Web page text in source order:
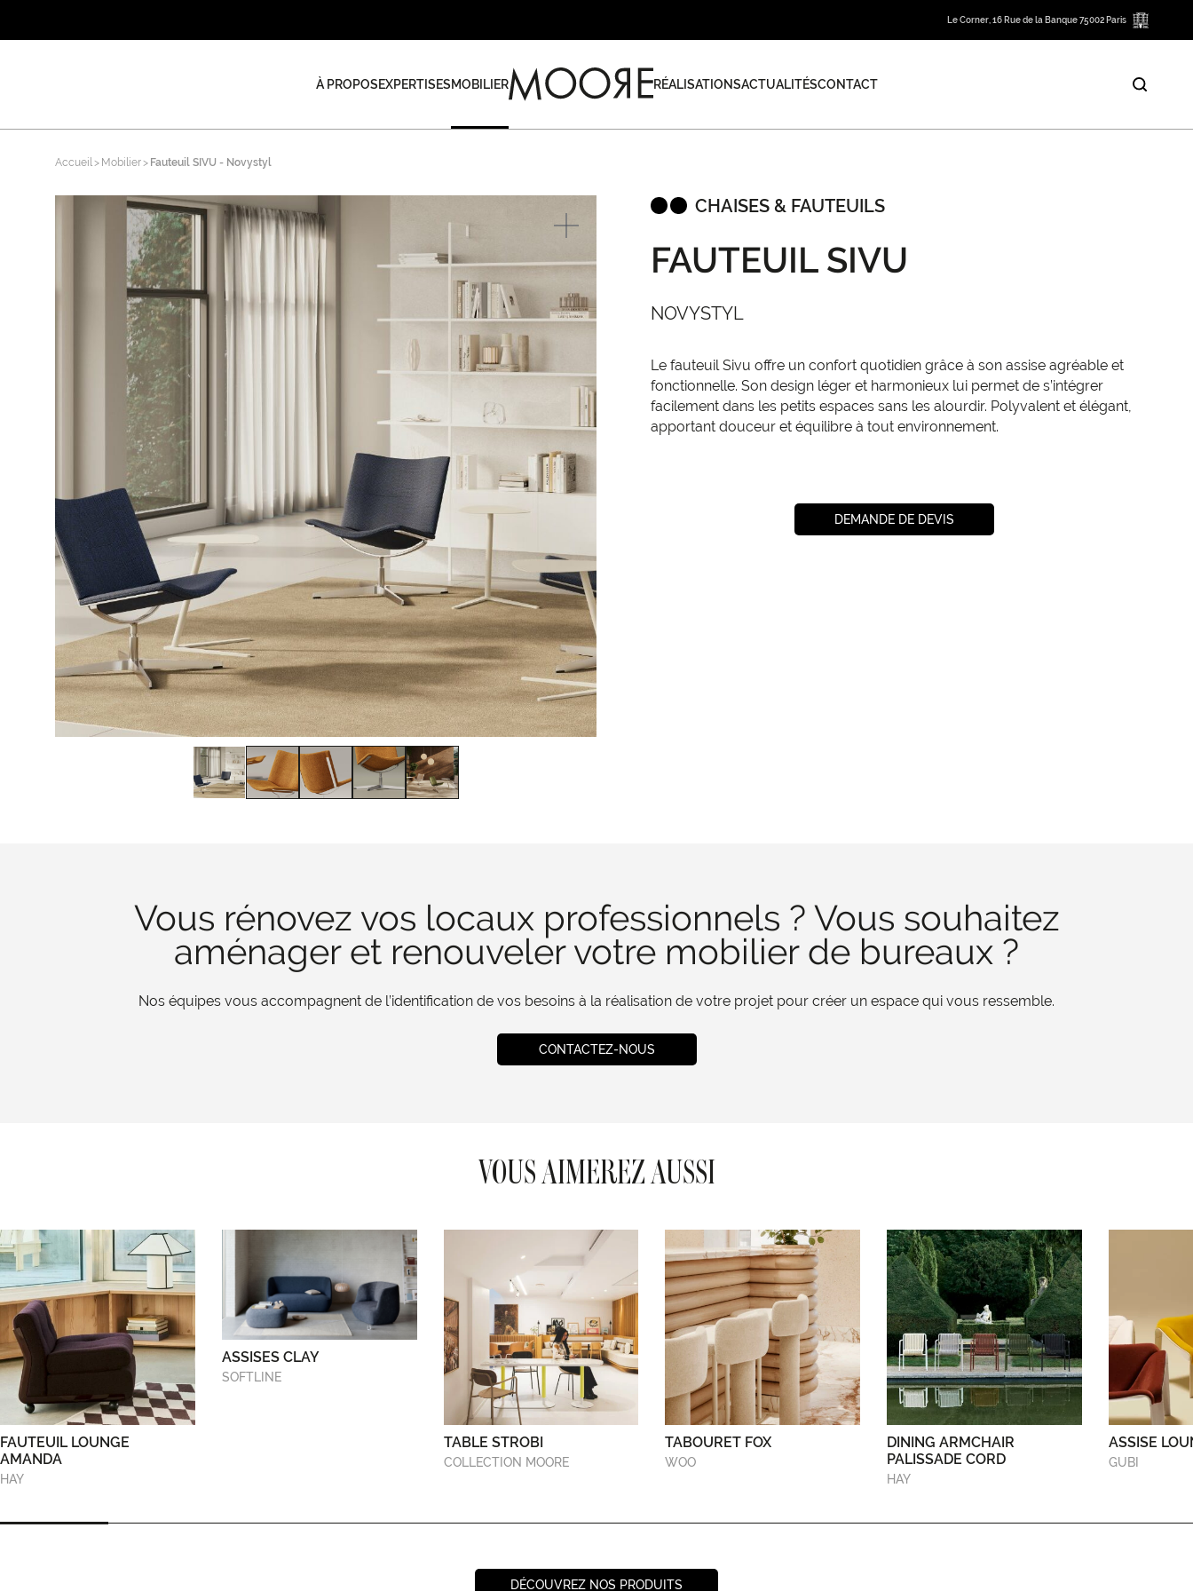
Le Corner, 16 Rue de la Banque 75002 Paris
À PROPOSEXPERTISESMOBILIER RÉALISATIONSACTUALITÉSCONTACT
Accueil Mobilier Fauteuil SIVU - Novystyl
CHAISES & FAUTEUILS
FAUTEUIL SIVU
NOVYSTYL
Le fauteuil Sivu offre un confort quotidien grâce à son assise agréable et
fonctionnelle. Son design léger et harmonieux lui permet de s’intégrer
facilement dans les petits espaces sans les alourdir. Polyvalent et élégant,
apportant douceur et équilibre à tout environnement.
DEMANDE DE DEVIS
Vous rénovez vos locaux professionnels ? Vous souhaitez
aménager et renouveler votre mobilier de bureaux ?
Nos équipes vous accompagnent de l’identification de vos besoins à la réalisation de votre projet pour créer un espace qui vous ressemble.
CONTACTEZ-NOUS
VOUS AIMEREZ AUSSI
FAUTEUIL LOUNGE
AMANDA
HAY
ASSISES CLAY
SOFTLINE
TABLE STROBI
COLLECTION MOORE
TABOURET FOX
WOO
DINING ARMCHAIR
PALISSADE CORD
HAY
ASSISE
GUBI
DÉCOUVREZ NOS PRODUITS